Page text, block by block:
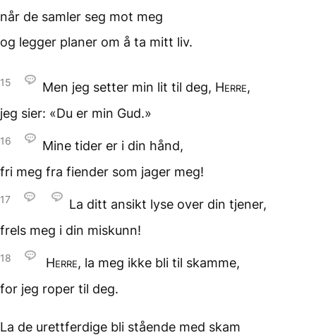
når de samler seg mot meg
og legger planer om å ta mitt liv.
15 Men jeg setter min lit til deg, Herre,
jeg sier: «Du er min Gud.»
16 Mine tider er i din hånd,
fri meg fra fiender som jager meg!
17 La ditt ansikt lyse over din tjener,
frels meg i din miskunn!
18 Herre, la meg ikke bli til skamme,
for jeg roper til deg.
La de urettferdige bli stående med skam